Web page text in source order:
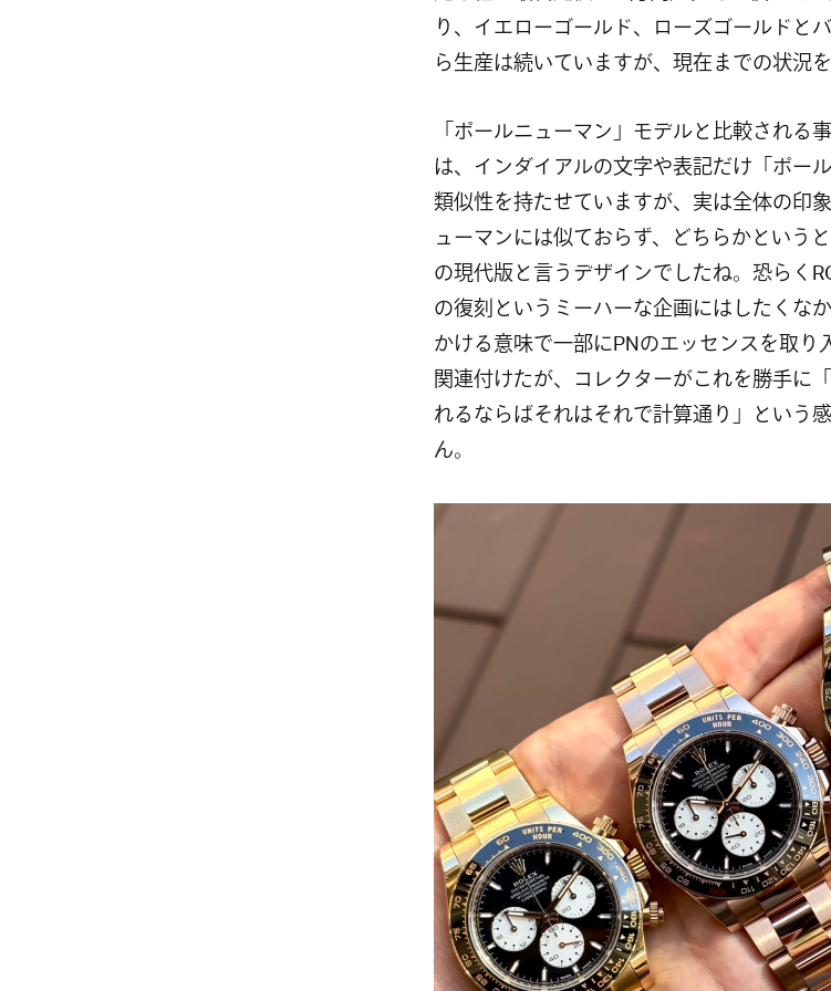
り、イエローゴールド、ローズゴールドと
ら生産は続いていますが、現在までの状況
「ポールニューマン」モデルと比較される
は、インダイアルの文字や表記だけ「ポー
類似性を持たせていますが、実は全体の印
ューマンには似ておらず、どちらかという
の現代版と言うデザインでしたね。恐らく
の復刻というミーハーな企画にはしたくな
かける意味で一部にPNのエッセンスを取り
関連付けたが、コレクターがこれを勝手に
れるならばそれはそれで計算通り」という
ん。